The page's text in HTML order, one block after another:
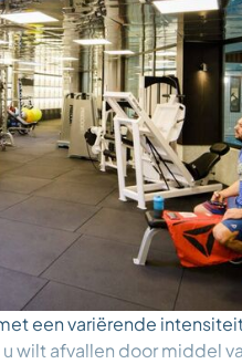
een variërende
wilt afvallen door middel